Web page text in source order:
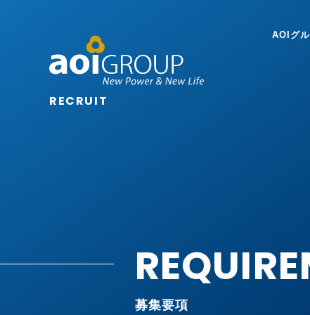
RECRUIT
AOIグ
募集要項